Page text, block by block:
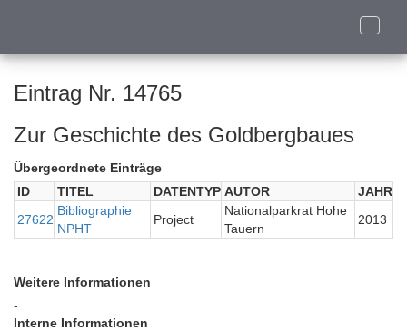
Toggle
Eintrag Nr. 14765
Zur Geschichte des Goldbergbaues
Übergeordnete Einträge
ID
TITEL DATENTYP AUTOR
JAHR
27622
Bibliographie
NPHT
Project
Nationalparkrat Hohe
Tauern
2013
Weitere Informationen
-
Interne Informationen